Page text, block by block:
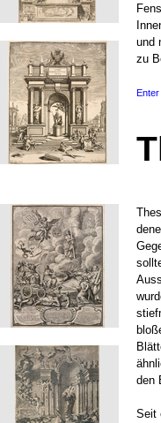
und
zu
Enter
den
Seit